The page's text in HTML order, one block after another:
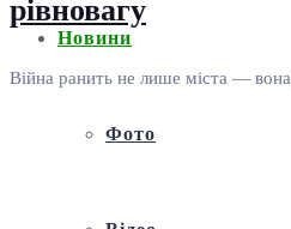
Новини
Фото
рівновагу
Війна ранить не лише міста — вона